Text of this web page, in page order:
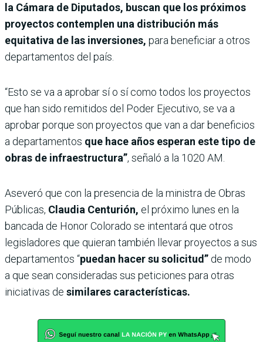
la Cámara de Diputados, buscan que los próximos
proyectos contemplen una distribución más
equitativa de las inversiones, para beneficiar a otros
departamentos del país.
“Esto se va a aprobar sí o sí como todos los proyectos
que han sido remitidos del Poder Ejecutivo, se va a
aprobar porque son proyectos que van a dar beneficios
a departamentos que hace años esperan este tipo de
obras de infraestructura”, señaló a la 1020 AM.
Aseveró que con la presencia de la ministra de Obras
Públicas, Claudia Centurión, el próximo lunes en la
bancada de Honor Colorado se intentará que otros
legisladores que quieran también llevar proyectos a sus
departamentos “puedan hacer su solicitud” de modo
a que sean consideradas sus peticiones para otras
iniciativas de similares características.